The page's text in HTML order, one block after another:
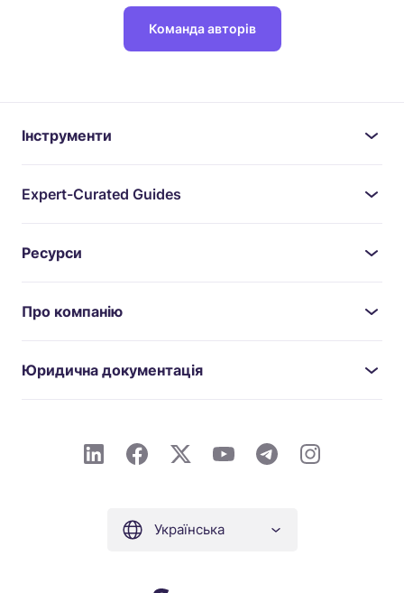
Команда авторів
Інструменти
Expert-Curated Guides
Ресурси
Про компанію
Юридична документація
Українська